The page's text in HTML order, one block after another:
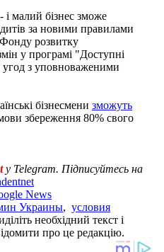
і малий бізнес зможе
за новими правилами
розвитку
у програмі "Доступні
з уповноваженими
бізнесмени зможуть
збереження 80% свого
у Telegram. Підписуйтесь на
News
Украины, условия
необхідний текст і
про це редакцію.